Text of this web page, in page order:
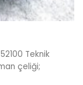
Teknik
çeliği;